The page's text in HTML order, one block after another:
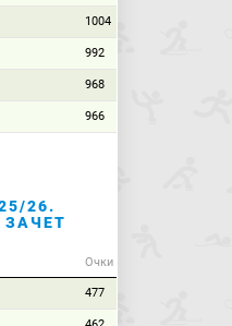
1004
992
968
966
26.
Очки
477